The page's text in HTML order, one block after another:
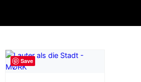
Save